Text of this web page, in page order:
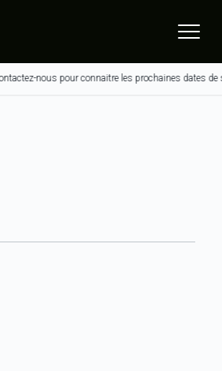
nous pour connaitre les prochaines dates de